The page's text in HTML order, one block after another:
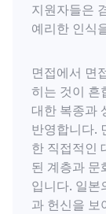
지원자들은
예리한 인식
면접에서 면
히는 것이 흔
대한 복종과
반영합니다.
한 직접적인
된 계층과 문
입니다. 일본
과 헌신을 보